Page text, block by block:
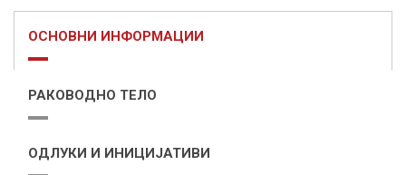
ОСНОВНИ ИНФОРМАЦИИ
РАКОВОДНО ТЕЛО
ОДЛУКИ И ИНИЦИЈАТИВИ